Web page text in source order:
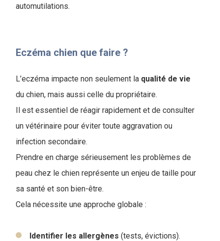
automutilations.
Eczéma chien que faire ?
L’eczéma impacte non seulement la qualité de vie
du chien, mais aussi celle du propriétaire.
Il est essentiel de réagir rapidement et de consulter
un vétérinaire pour éviter toute aggravation ou
infection secondaire.
Prendre en charge sérieusement les problèmes de
peau chez le chien représente un enjeu de taille pour
sa santé et son bien-être.
Cela nécessite une approche globale :
Identifier les allergènes (tests, évictions).